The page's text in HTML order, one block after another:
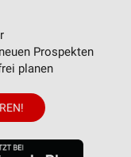
Prospekten
planen